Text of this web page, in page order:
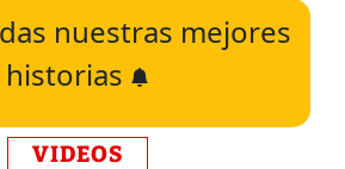
nuestras mejores
historias
VIDEOS